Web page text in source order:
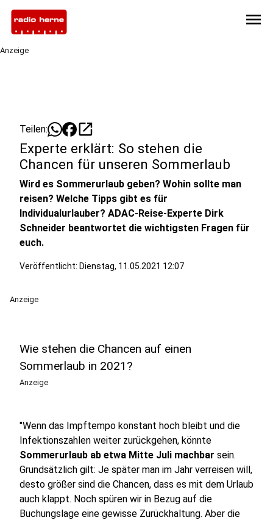
menu
Anzeige
Teilen: open_in_new
Experte erklärt: So stehen die
Chancen für unseren Sommerlaub
Wird es Sommerurlaub geben? Wohin sollte man
reisen? Welche Tipps gibt es für
Individualurlauber? ADAC-Reise-Experte Dirk
Schneider beantwortet die wichtigsten Fragen für
euch.
Veröffentlicht: Dienstag, 11.05.2021 12:07
Anzeige
Wie stehen die Chancen auf einen
Sommerlaub in 2021?
Anzeige
"Wenn das Impftempo konstant hoch bleibt und die
Infektionszahlen weiter zurückgehen, könnte
Sommerurlaub ab etwa Mitte Juli machbar sein.
Grundsätzlich gilt: Je später man im Jahr verreisen will,
desto größer sind die Chancen, dass es mit dem Urlaub
auch klappt. Noch spüren wir in Bezug auf die
Buchungslage eine gewisse Zurückhaltung. Aber die